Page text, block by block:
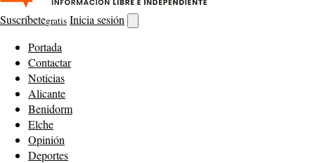
Suscríbetegratis Inicia sesión
buscador
Portada
Contactar
Noticias
Alicante
Benidorm
Elche
Opinión
Deportes